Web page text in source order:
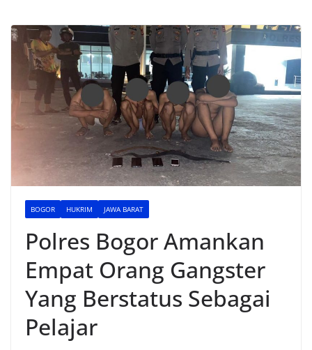
BOGOR HUKRIM JAWA BARAT
Polres Bogor Amankan
Empat Orang Gangster
Yang Berstatus Sebagai
Pelajar